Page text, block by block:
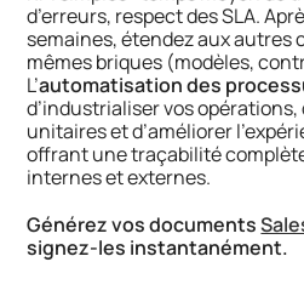
d’erreurs, respect des SLA.
semaines, étendez aux autres
mêmes briques (modèles,
L’automatisation des
d’industrialiser vos
unitaires et d’améliorer
offrant une traçabilité
internes et externes.
Générez vos documents
signez-les instantanément.